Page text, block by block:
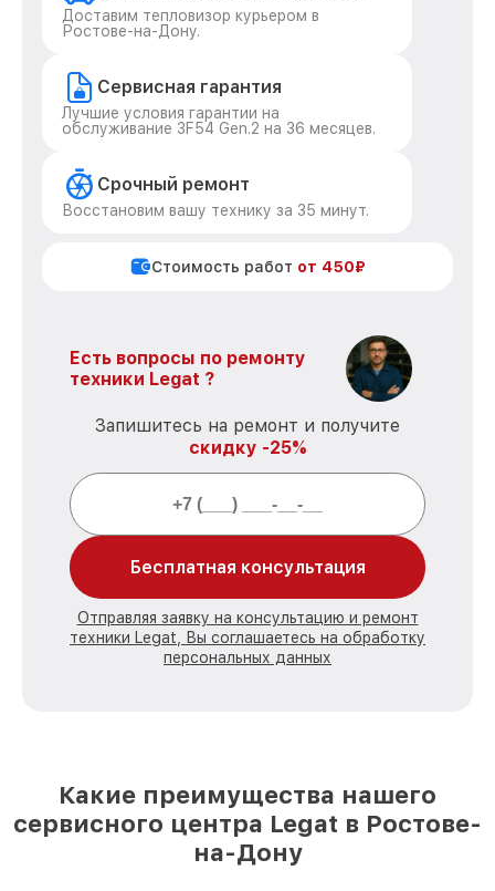
Доставим тепловизор курьером в
Ростове-на-Дону.
Сервисная гарантия
Лучшие условия гарантии на
обслуживание 3F54 Gen.2 на 36 месяцев.
Срочный ремонт
Восстановим вашу технику за 35 минут.
Стоимость работ от 450₽
Есть вопросы по ремонту
техники Legat ?
Запишитесь на ремонт и получите
скидку -25%
Бесплатная консультация
Отправляя заявку на консультацию и ремонт
техники Legat, Вы соглашаетесь на обработку
персональных данных
Какие преимущества нашего
сервисного центра Legat в Ростове-
на-Дону